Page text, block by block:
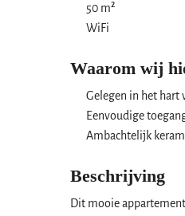
50 m²
WiFi
Waarom wij
Gelegen in het hart
Eenvoudige
Ambachtelijk
Beschrijving
Dit mooie